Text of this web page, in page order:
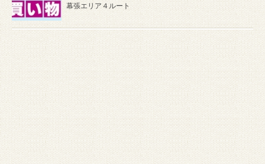
幕張エリア４ルート